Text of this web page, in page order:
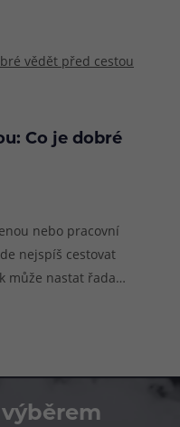
si drží
vám nabídli naši
pro vás sestavili do
Caliburn G5 nového a
Co je dobré
nebo pracovní
nejspíš cestovat
může nastat řada
cigarety
baterie přes